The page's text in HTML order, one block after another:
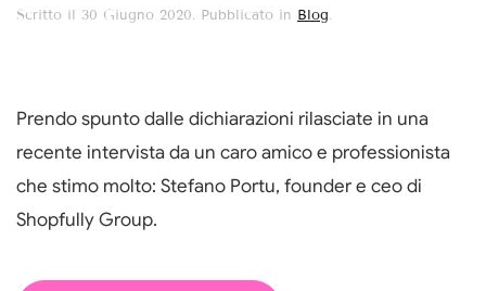
Scritto il 30 Giugno 2020. Pubblicato in Blog.
Prendo spunto dalle dichiarazioni rilasciate in una
recente intervista da un caro amico e professionista
che stimo molto: Stefano Portu, founder e ceo di
Shopfully Group.